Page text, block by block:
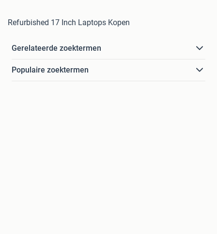
Refurbished 17 Inch Laptops Kopen
Gerelateerde zoektermen
Populaire zoektermen